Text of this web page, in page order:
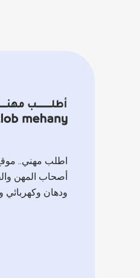
اطلب مهني..
أصحاب المهن
ودهان وكهربائي